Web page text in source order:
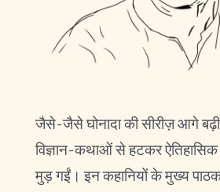
जैसे-जैसे घोनादा की सीरीज़ आगे
विज्ञान-कथाओं से हटकर
मुड़ गईं। इन कहानियों के मुख्य